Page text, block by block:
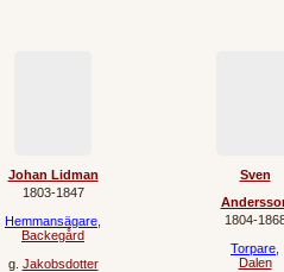
Johan Lidman
1803‐1847
Hemmansägare
Backegård
g. Jakobsdotter
Sven
Torpare
Dalen